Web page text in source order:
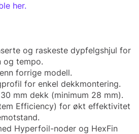
her.
og raskeste dypfelgshjul for
og tempo.
forrige modell.
for enkel dekkmontering.
mm dekk (minimum 28 mm).
Efficiency) for økt effektivitet
Hyperfoil-noder og HexFin